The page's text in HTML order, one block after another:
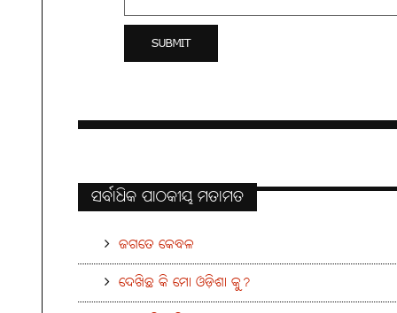
ସର୍ବାଧିକ ପାଠକୀୟ ମତାମତ
ଜଗତେ କେବଳ
ଦେଖିଛ କି ମୋ ଓଡ଼ିଶା କୁ?